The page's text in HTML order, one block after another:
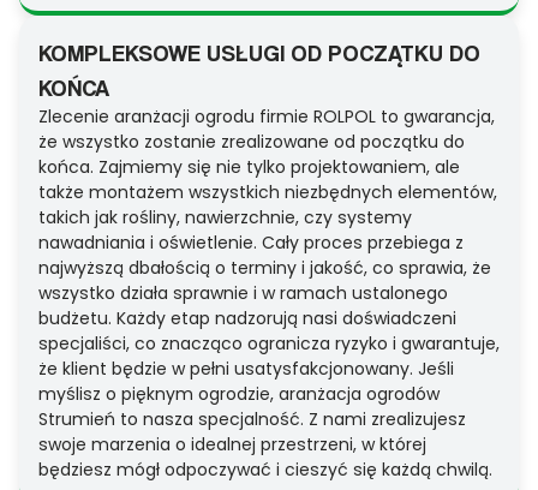
KOMPLEKSOWE USŁUGI OD POCZĄTKU DO
KOŃCA
Zlecenie aranżacji ogrodu firmie ROLPOL to gwarancja,
że wszystko zostanie zrealizowane od początku do
końca. Zajmiemy się nie tylko projektowaniem, ale
także montażem wszystkich niezbędnych elementów,
takich jak rośliny, nawierzchnie, czy systemy
nawadniania i oświetlenie. Cały proces przebiega z
najwyższą dbałością o terminy i jakość, co sprawia, że
wszystko działa sprawnie i w ramach ustalonego
budżetu. Każdy etap nadzorują nasi doświadczeni
specjaliści, co znacząco ogranicza ryzyko i gwarantuje,
że klient będzie w pełni usatysfakcjonowany. Jeśli
myślisz o pięknym ogrodzie, aranżacja ogrodów
Strumień to nasza specjalność. Z nami zrealizujesz
swoje marzenia o idealnej przestrzeni, w której
będziesz mógł odpoczywać i cieszyć się każdą chwilą.